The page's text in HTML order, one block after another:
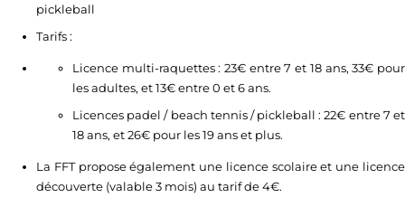
pickleball
Tarifs :
Licence multi-raquettes : 23€ entre 7 et 18 ans, 33€ pour
les adultes, et 13€ entre 0 et 6 ans.
Licences padel / beach tennis / pickleball : 22€ entre 7 et
18 ans, et 26€ pour les 19 ans et plus.
La FFT propose également une licence scolaire et une licence
découverte (valable 3 mois) au tarif de 4€.